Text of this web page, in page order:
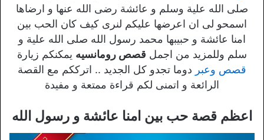
صلى الله علية وسلم و عائشة رضى الله عنها و ارضاها
اسمحو لى ان اعرضها عليكم لنرى كيف كان الحب بين
امنا عائشة و حبيبها محمد رسول الله صلى الله علية و
سلم وللمزيد من اجمل قصص رومانسيه يمكنكم زيارة
قصص وعبر دوما تجدو كل الجديد .. اترككم مع القصة
الرائعة و اتمنى لكم قراءة ممتعة و مفيدة
اعظم قصة حب بين امنا عائشة و رسول الله